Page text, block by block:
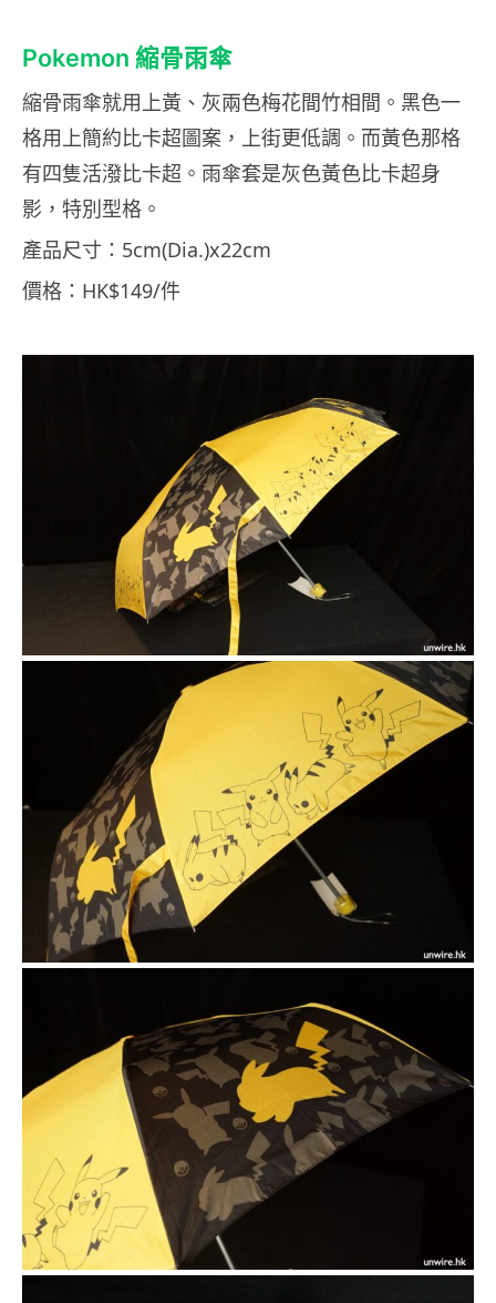
Pokemon 縮骨雨傘
縮骨雨傘就用上黃、灰兩色梅花間竹相間。黑色一
格用上簡約比卡超圖案，上街更低調。而黃色那格
有四隻活潑比卡超。雨傘套是灰色黃色比卡超身
影，特別型格。
產品尺寸：5cm(Dia.)x22cm
價格：HK$149/件